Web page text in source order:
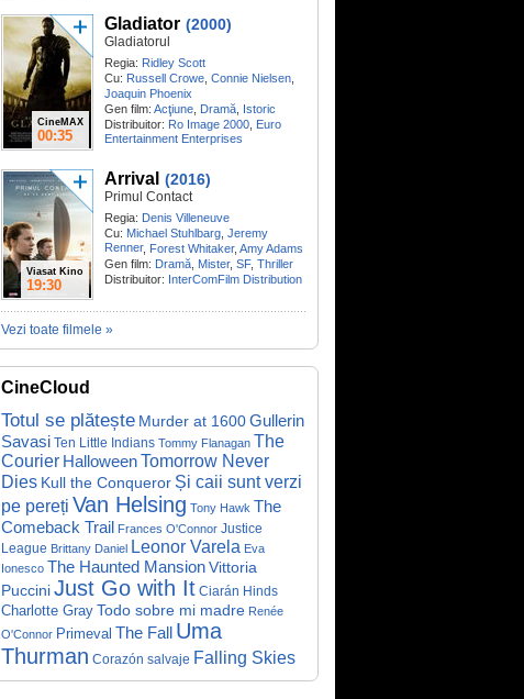
CineMAX
00:35
Gladiator (2000)
Gladiatorul
Regia: Ridley Scott
Cu: Russell Crowe Connie Nielsen
Joaquin Phoenix
Gen film: Acţiune Dramă Istoric
Distribuitor: Ro Image 2000 Euro
Entertainment Enterprises
Viasat Kino
19:30
Arrival (2016)
Primul Contact
Regia: Denis Villeneuve
Cu: Michael Stuhlbarg Jeremy
Renner, Forest Whitaker, Amy Adams
Gen film: Dramă Mister, SF, Thriller
Distribuitor: InterComFilm Distribution
Vezi toate filmele »
CineCloud
Totul se plătește Murder at 1600Gullerin
Savasi Ten Little Indians Tommy Flanagan The
Courier HalloweenTomorrow Never
Dies Kull the Conqueror Și caii sunt verzi
pe pereți Van Helsing Tony Hawk The
Comeback Trail Frances O'Connor Justice
League Brittany Daniel Leonor Varela Eva
Ionesco The Haunted MansionVittoria
PucciniJust Go with It Ciarán Hinds
Charlotte Gray Todo sobre mi madre Renée
O'Connor Primeval The Fall Uma
Thurman Corazón salvaje Falling Skies